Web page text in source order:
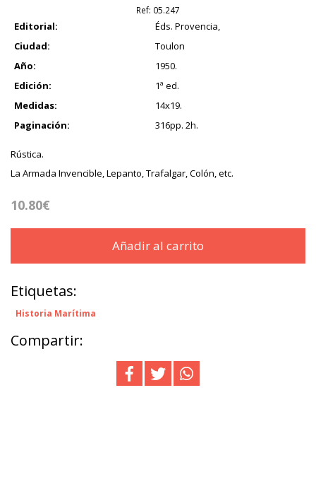
Ref: 05.247
Editorial:
Éds. Provencia,
Ciudad:
Toulon
Año:
1950.
Edición:
1ª ed.
Medidas:
14x19.
Paginación:
316pp. 2h.
Rústica.
La Armada Invencible, Lepanto, Trafalgar, Colón, etc.
10.80€
Añadir al carrito
Etiquetas:
Historia Marítima
Compartir: